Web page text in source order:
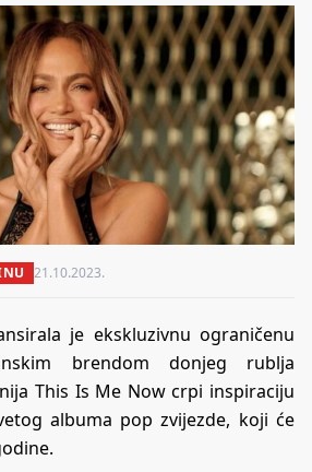
21.10.2023.
je ekskluzivnu ograničenu
brendom donjeg rublja
This Is Me Now crpi inspiraciju
albuma pop zvijezde, koji će